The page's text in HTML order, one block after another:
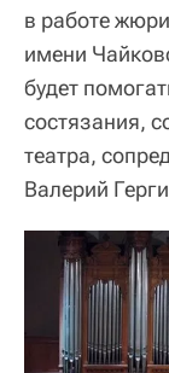
в работе
имени
будет
состязания,
театра,
Валерий